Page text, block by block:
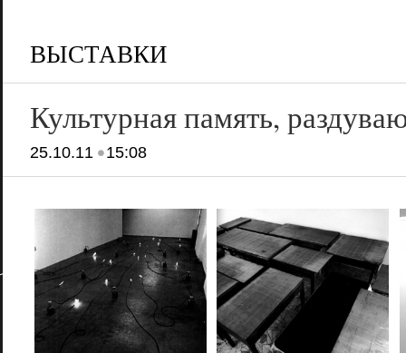
ВЫСТАВКИ
Культурная память,
25.10.11•15:08